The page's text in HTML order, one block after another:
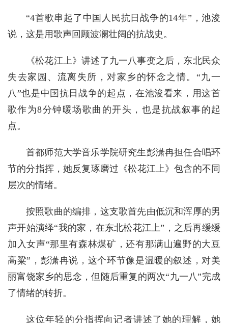
“4首歌串起了中国人民抗日战争的14年”，池浚
说，这是用歌声回顾波澜壮阔的抗战史。
《松花江上》讲述了九一八事变之后，东北民众
失去家园、流离失所，对家乡的怀念之情。“九一
八”也是中国抗日战争的起点，在池浚看来，用这首
歌作为8分钟暖场歌曲的开头，也是抗战叙事的起
点。
首都师范大学音乐学院研究生彭潇冉担任合唱环
节的分指挥，她反复琢磨过《松花江上》包含的不同
层次的情绪。
按照歌曲的编排，这支歌首先由低沉和浑厚的男
声开始演绎“我的家，在东北松花江上”，之后再缓缓
加入女声“那里有森林煤矿，还有那满山遍野的大豆
高粱”，彭潇冉说，这个环节像是温暖的叙述，对美
丽富饶家乡的思念，但随后重复的两次“九一八”完成
了情绪的转折。
这位年轻的分指挥向记者讲述了她的理解，她